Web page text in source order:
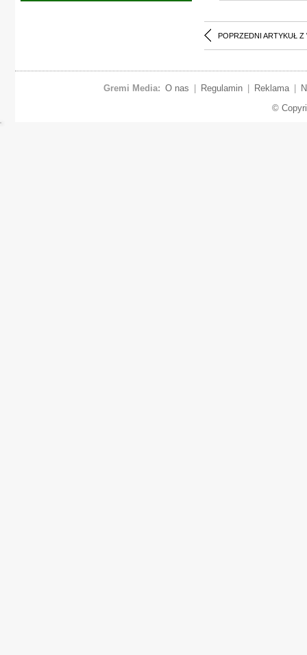
POPRZEDNI ARTYKUŁ Z
Gremi Media: O nas Regulamin Reklama
©